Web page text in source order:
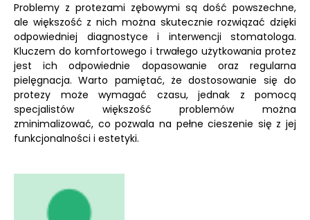
Problemy z protezami zębowymi są dość powszechne,
ale większość z nich można skutecznie rozwiązać dzięki
odpowiedniej diagnostyce i interwencji stomatologa.
Kluczem do komfortowego i trwałego użytkowania protez
jest ich odpowiednie dopasowanie oraz regularna
pielęgnacja. Warto pamiętać, że dostosowanie się do
protezy może wymagać czasu, jednak z pomocą
specjalistów większość problemów można
zminimalizować, co pozwala na pełne cieszenie się z jej
funkcjonalności i estetyki.